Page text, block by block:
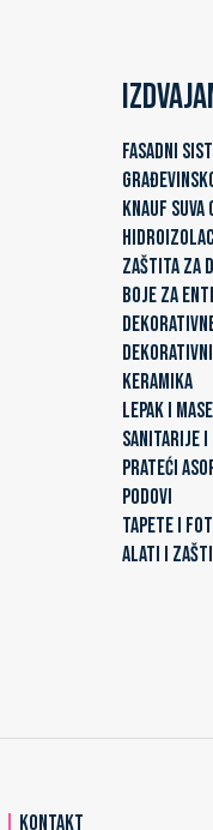
FASADNI
KNAUF SUVA
ZAŠTITA ZA
BOJE ZA
KERAMIKA
LEPAK I
SANITARIJE
PRATEĆI
PODOVI
TAPETE I
ALATI I
KONTAKT